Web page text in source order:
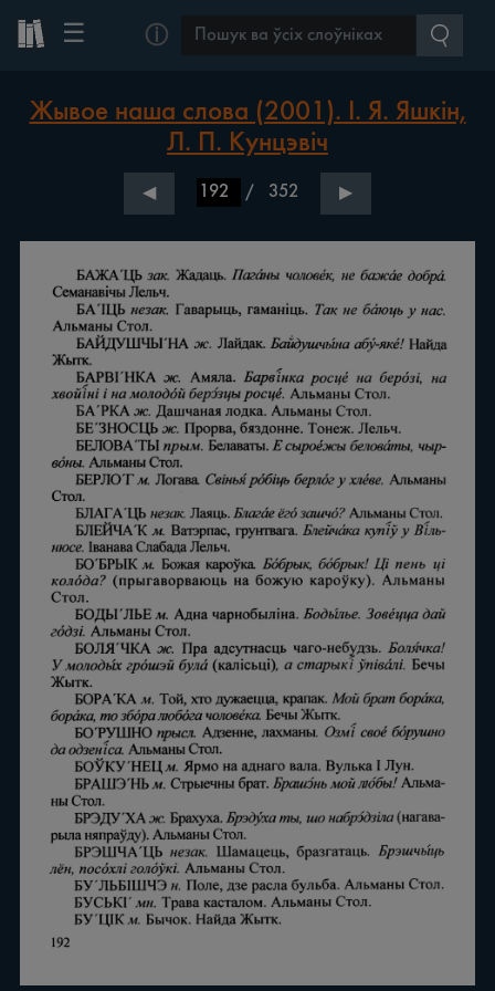
☰ ⓘ
Жывое наша слова (2001). І. Я. Яшкін,
Л. П. Кунцэвіч
◀ / 352 ▶